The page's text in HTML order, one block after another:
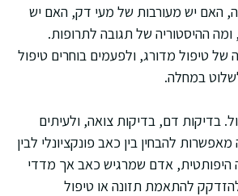
האם יש מעורבות של מעי דק, האם יש
ומה ההיסטוריה של תגובה לתרופות.
של טיפול מדורג, ולפעמים בוחרים טיפול
במחלה.
בדיקות דם, בדיקות צואה, ולעיתים
להבחין בין כאב פונקציונלי לבין
היפותטית, אדם שמרגיש כאב אך מדדי
להתאמת תזונה או טיפול